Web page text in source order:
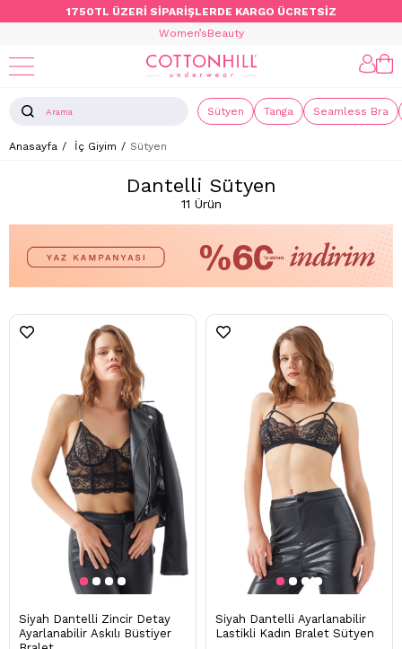
1750TL ÜZERİ SİPARİŞLERDE KARGO ÜCRETSİZ
Women’sBeauty
Sütyen Tanga Seamless Bra
Anasayfa İç Giyim Sütyen
Dantelli Sütyen
11 Ürün
Siyah Dantelli Zincir Detay
Ayarlanabilir Askılı Büstiyer
Siyah Dantelli Ayarlanabilir
Lastikli Kadın Bralet Sütyen